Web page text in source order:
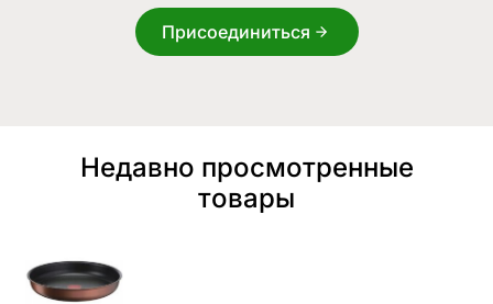
Присоединиться
Недавно просмотренные
товары